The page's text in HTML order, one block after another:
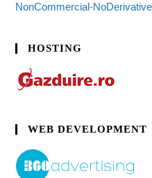
NonCommercial-
HOSTING
WEB DEVELOPMENT